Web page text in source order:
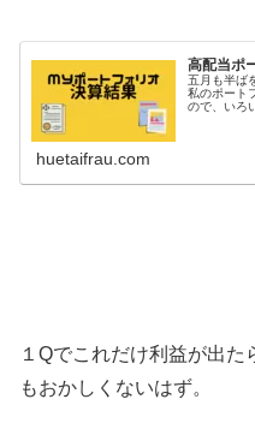
高配当ポ
五月も半ば
私のポート
ので、いろ
huetaifrau.com
１Qでこれだけ利益が出
もおかしくないはず。